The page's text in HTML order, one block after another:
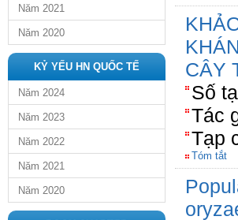
Năm 2021
Năm 2020
KỶ YẾU HN QUỐC TẾ
Năm 2024
Năm 2023
Năm 2022
Năm 2021
Năm 2020
CÂY
Số
Tác
Tạp
Tóm tắt